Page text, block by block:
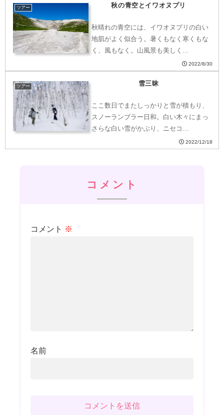
ツアー 秋の青空とイワオヌプリ
秋晴れの青空には、イワオヌプリの白い
地肌がよく似合う。暑くもなく寒くもな
く、風もなく。山風景も美しく…
2022/8/30
ツアー 雪三昧
ここ数日でまたしっかりと雪が積もり、
スノーランブラー日和。白い木々にまっ
さらな白い雪がかぶり、ニセコ…
2022/12/18
コメント
コメント ※
名前